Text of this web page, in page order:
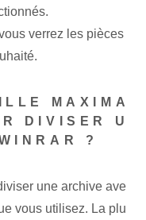
verrez les pièces
MAXIMA
DIVISER U
?
une archive ave
vous utilisez. La plu